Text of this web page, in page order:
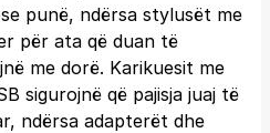
punë, ndërsa stylusët me
për ata që duan të
me dorë. Karikuesit me
sigurojnë që pajisja juaj të
ndërsa adapterët dhe